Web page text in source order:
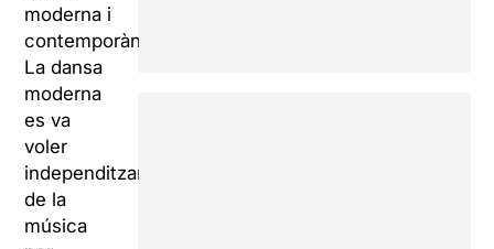
moderna i
contemporània.
La dansa
moderna
es va
voler
independitzar
de la
música